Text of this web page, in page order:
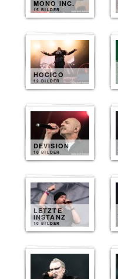
MONO INC.
15 BILDER
HOCICO
12 BILDER
DEVISION
10 BILDER
LETZTE
INSTANZ
10 BILDER